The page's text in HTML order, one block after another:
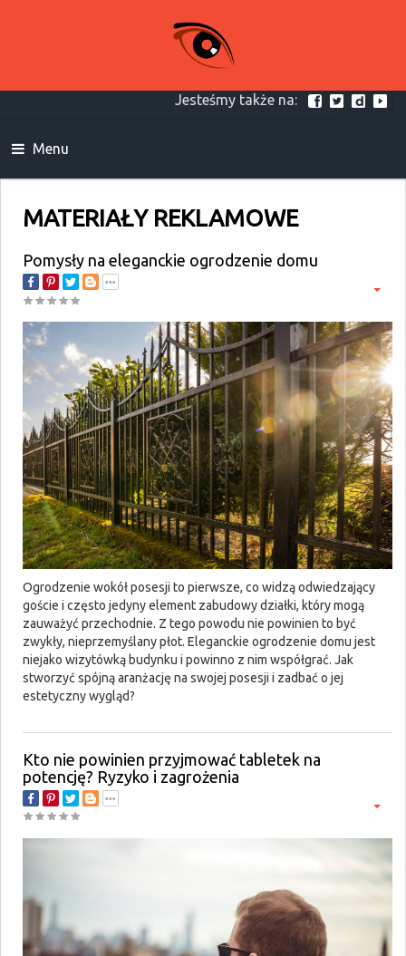
Jesteśmy także na:
Menu
MATERIAŁY REKLAMOWE
Pomysły na eleganckie ogrodzenie domu
Ogrodzenie wokół posesji to pierwsze, co widzą odwiedzający
goście i często jedyny element zabudowy działki, który mogą
zauważyć przechodnie. Z tego powodu nie powinien to być
zwykły, nieprzemyślany płot. Eleganckie ogrodzenie domu jest
niejako wizytówką budynku i powinno z nim współgrać. Jak
stworzyć spójną aranżację na swojej posesji i zadbać o jej
estetyczny wygląd?
Kto nie powinien przyjmować tabletek na
potencję? Ryzyko i zagrożenia